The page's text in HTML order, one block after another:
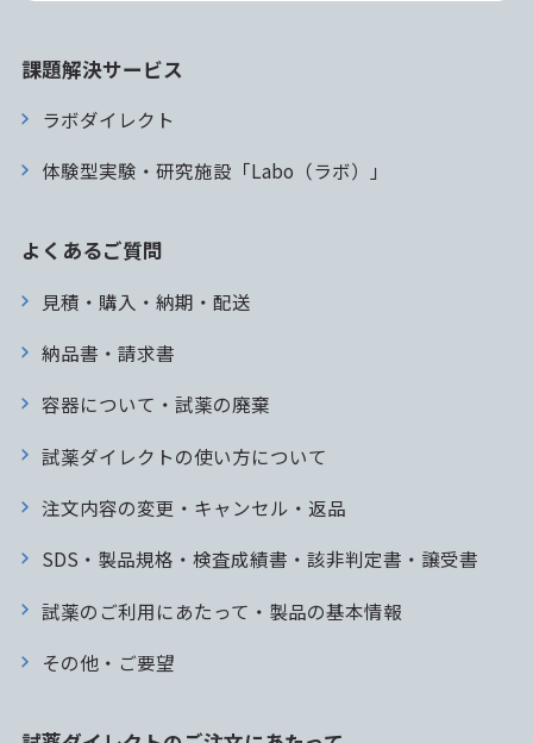
課題解決サービス
ラボダイレクト
体験型実験・研究施設「Labo（ラボ）」
よくあるご質問
見積・購入・納期・配送
納品書・請求書
容器について・試薬の廃棄
試薬ダイレクトの使い方について
注文内容の変更・キャンセル・返品
SDS・製品規格・検査成績書・該非判定書・譲受書
試薬のご利用にあたって・製品の基本情報
その他・ご要望